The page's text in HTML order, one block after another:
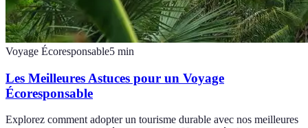
Voyage Écoresponsable5 min
Les Meilleures Astuces pour un Voyage
Écoresponsable
Explorez comment adopter un tourisme durable avec nos meilleures